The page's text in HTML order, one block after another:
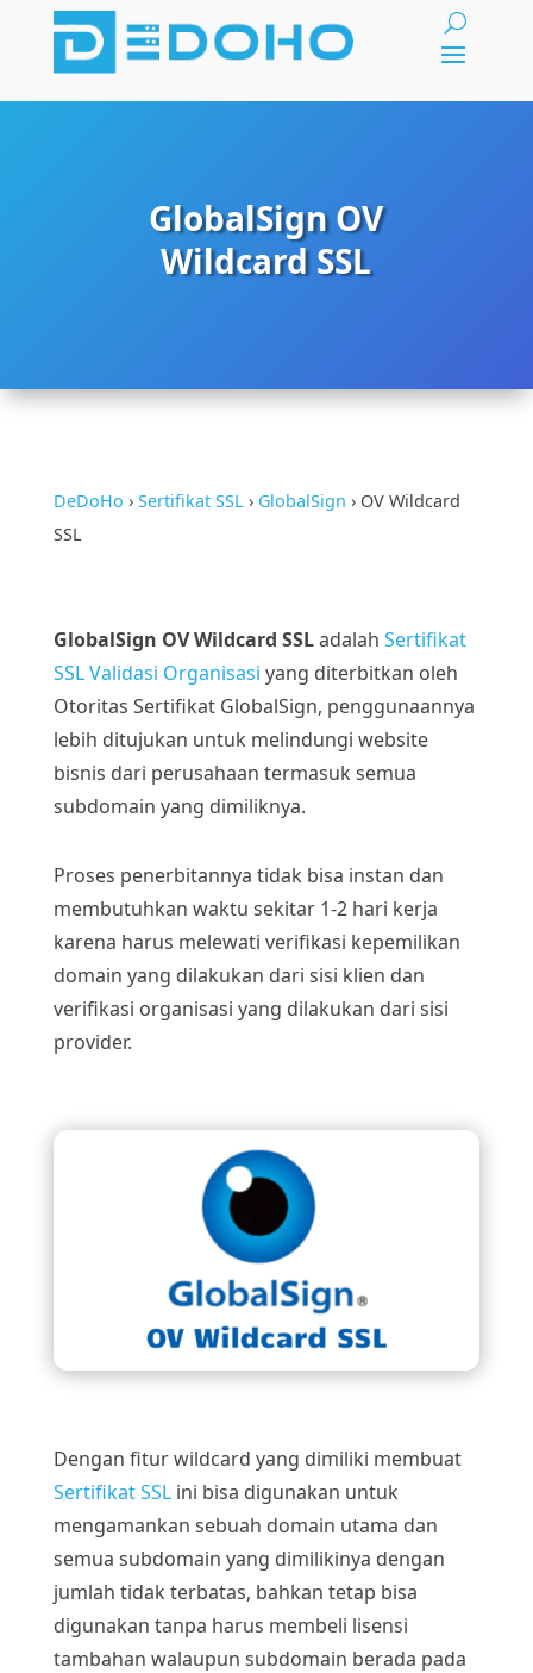
GlobalSign OV
Wildcard SSL
DeDoHo › Sertifikat SSL› GlobalSign › OV Wildcard
SSL
GlobalSign OV Wildcard SSLadalah Sertifikat
SSL Validasi Organisasi yang diterbitkan oleh
Otoritas Sertifikat GlobalSign, penggunaannya
lebih ditujukan untuk melindungi website
bisnis dari perusahaan termasuk semua
subdomain yang dimiliknya.
Proses penerbitannya tidak bisa instan dan
membutuhkan waktu sekitar 1-2 hari kerja
karena harus melewati verifikasi kepemilikan
domain yang dilakukan dari sisi klien dan
verifikasi organisasi yang dilakukan dari sisi
provider.
Dengan fitur wildcard yang dimiliki membuat
Sertifikat SSLini bisa digunakan untuk
mengamankan sebuah domain utama dan
semua subdomain yang dimilikinya dengan
jumlah tidak terbatas, bahkan tetap bisa
digunakan tanpa harus membeli lisensi
tambahan walaupun subdomain berada pada